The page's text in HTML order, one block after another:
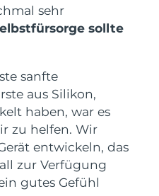
sehr
sollte
sanfte
aus Silikon,
haben, war es
zu helfen. Wir
entwickeln, das
zur Verfügung
gutes Gefühl
heating
massage
on-the-go
& lips
smoothing device
red light therapy
sonic toothbrush
sonic toothbrush
LED-Behandlungen
NEW
Erwartete Lieferung
Erwartete Lieferung
Erwartete Lieferung
Erwartete Lieferung8/12/26